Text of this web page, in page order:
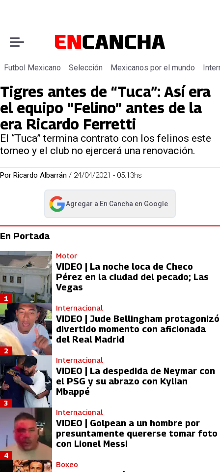
Futbol Mexicano Selección Mexicanos por el mundo
Tigres antes de “Tuca”: Así era
el equipo “Felino” antes de la
era Ricardo Ferretti
El “Tuca” termina contrato con los felinos este
torneo y el club no ejercerá una renovación.
Por Ricardo Albarrán / 24/04/2021 - 05:13hs
Agregar a En Cancha en Google
abre en nueva pestaña
En Portada
Motor
VIDEO | La noche loca de Checo
Pérez en la ciudad del pecado; Las
Vegas
1
Internacional
VIDEO | Jude Bellingham protagonizó
divertido momento con aficionada
del Real Madrid
2
Internacional
VIDEO | La despedida de Neymar con
el PSG y su abrazo con Kylian
Mbappé
3
Internacional
VIDEO | Golpean a un hombre por
presuntamente quererse tomar foto
con Lionel Messi
4
Boxeo